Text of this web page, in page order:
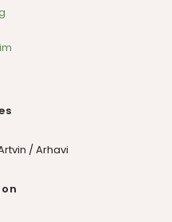
/ Arhavi